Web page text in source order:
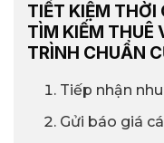
TIẾT KIỆM THỜI
TÌM KIẾM THUÊ
TRÌNH CHUẨN
Tiếp nhận
Gửi báo giá